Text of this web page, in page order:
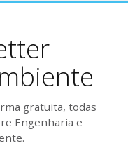
gratuita, todas
Engenharia e